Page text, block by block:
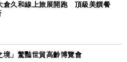
倉久和線上旅展開跑 頂級美饌餐
境」驚豔世貿高齡博覽會